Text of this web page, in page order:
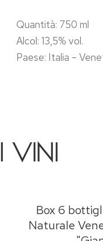
Quantità: 750 ml
Alcol: 13,5% vol.
Paese: Italia –
VINI
Box 6
Naturale